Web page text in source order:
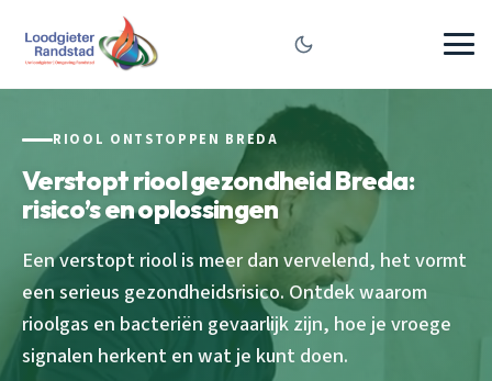
RIOOL ONTSTOPPEN BREDA
Verstopt riool gezondheid Breda:
risico’s en oplossingen
Een verstopt riool is meer dan vervelend, het vormt
een serieus gezondheidsrisico. Ontdek waarom
rioolgas en bacteriën gevaarlijk zijn, hoe je vroege
signalen herkent en wat je kunt doen.